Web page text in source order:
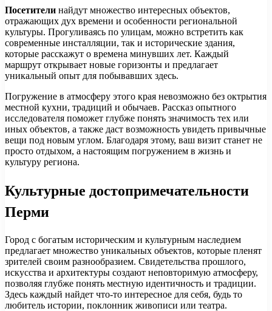
Посетители найдут множество интересных объектов,
отражающих дух времени и особенности региональной
культуры. Прогуливаясь по улицам, можно встретить как
современные инсталляции, так и исторические здания,
которые расскажут о времена минувших лет. Каждый
маршрут открывает новые горизонты и предлагает
уникальный опыт для побывавших здесь.
Погружение в атмосферу этого края невозможно без октрытия
местной кухни, традиций и обычаев. Рассказ опытного
исследователя поможет глубже понять значимость тех или
иных объектов, а также даст возможность увидеть привычные
вещи под новым углом. Благодаря этому, ваш визит станет не
просто отдыхом, а настоящим погружением в жизнь и
культуру региона.
Культурные достопримечательности
Перми
Город с богатым историческим и культурным наследием
предлагает множество уникальных объектов, которые пленят
зрителей своим разнообразием. Свидетельства прошлого,
искусства и архитектуры создают неповторимую атмосферу,
позволяя глубже понять местную идентичность и традиции.
Здесь каждый найдет что-то интересное для себя, будь то
любитель истории, поклонник живописи или театра.